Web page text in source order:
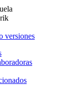
versiones